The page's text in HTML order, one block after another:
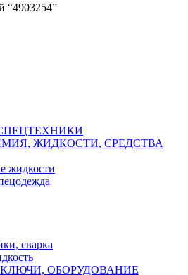
“4903254”
ЖИДКОСТИ, СРЕДСТВА
жидкости
сварка
ОБОРУДОВАНИЕ